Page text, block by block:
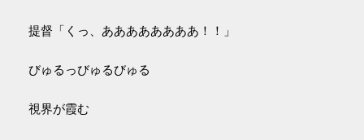
提督「くっ、ああああああああ！！」
びゅるっびゅるびゅる
視界が霞む